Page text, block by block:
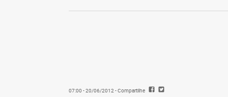
07:00 - 20/06/2012- Compartilhe